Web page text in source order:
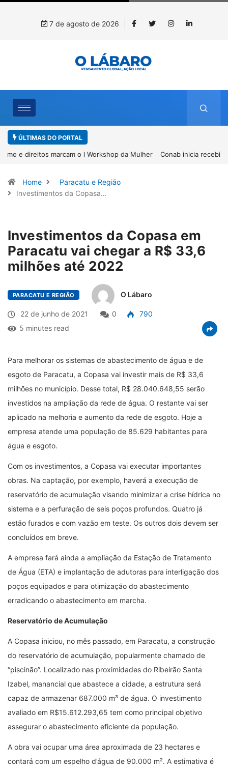
7 de agosto de 2026
ÚLTIMAS DO PORTAL
Conab inicia recebimento de documentos para solicitação do
Home
Paracatu e Região
Investimentos da Copasa…
Investimentos da Copasa em
Paracatu vai chegar a R$ 33,6
milhões até 2022
PARACATU E REGIÃO O Lábaro
22 de junho de 2021 0
790
5 minutes read
Para melhorar os sistemas de abastecimento de água e de
esgoto de Paracatu, a Copasa vai investir mais de R$ 33,6
milhões no município. Desse total, R$ 28.040.648,55 serão
investidos na ampliação da rede de água. O restante vai ser
aplicado na melhoria e aumento da rede de esgoto. Hoje a
empresa atende uma população de 85.629 habitantes para
água e esgoto.
Com os investimentos, a Copasa vai executar importantes
obras. Na captação, por exemplo, haverá a execução de
reservatório de acumulação visando minimizar a crise hídrica no
sistema e a perfuração de seis poços profundos. Quatro já
estão furados e com vazão em teste. Os outros dois devem ser
concluídos em breve.
A empresa fará ainda a ampliação da Estação de Tratamento
de Água (ETA) e implantação de adutoras para interligação dos
poços equipados e para otimização do abastecimento
erradicando o abastecimento em marcha.
Reservatório de Acumulação
A Copasa iniciou, no mês passado, em Paracatu, a construção
do reservatório de acumulação, popularmente chamado de
“piscinão”. Localizado nas proximidades do Ribeirão Santa
Izabel, manancial que abastece a cidade, a estrutura será
capaz de armazenar 687.000 m³ de água. O investimento
avaliado em R$15.612.293,65 tem como principal objetivo
assegurar o abastecimento eficiente da população.
A obra vai ocupar uma área aproximada de 23 hectares e
contará com um espelho d’água de 90.000 m². A estimativa é